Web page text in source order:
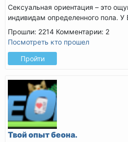
Сексуальная ориентация – это
индивидам определенного пола. У
Прошли: 2214 Комментарии: 2
Посмотреть кто прошел
Пройти
Твой опыт беона.